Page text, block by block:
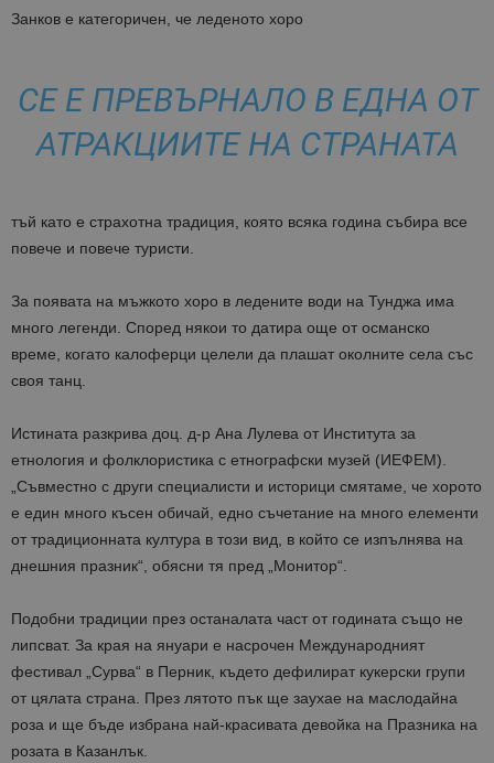
Занков е категоричен, че леденото хоро
СЕ Е ПРЕВЪРНАЛО В ЕДНА ОТ
АТРАКЦИИТЕ НА СТРАНАТА
тъй като е страхотна традиция, която всяка година събира все
повече и повече туристи.
За появата на мъжкото хоро в ледените води на Тунджа има
много легенди. Според някои то датира още от османско
време, когато калоферци целели да плашат околните села със
своя танц.
Истината разкрива доц. д-р Ана Лулева от Института за
етнология и фолклористика с етнографски музей (ИЕФЕМ).
„Съвместно с други специалисти и историци смятаме, че хорото
е един много късен обичай, едно съчетание на много елементи
от традиционната култура в този вид, в който се изпълнява на
днешния празник“, обясни тя пред „Монитор“.
Подобни традиции през останалата част от годината също не
липсват. За края на януари е насрочен Международният
фестивал „Сурва“ в Перник, където дефилират кукерски групи
от цялата страна. През лятото пък ще заухае на маслодайна
роза и ще бъде избрана най-красивата девойка на Празника на
розата в Казанлък.